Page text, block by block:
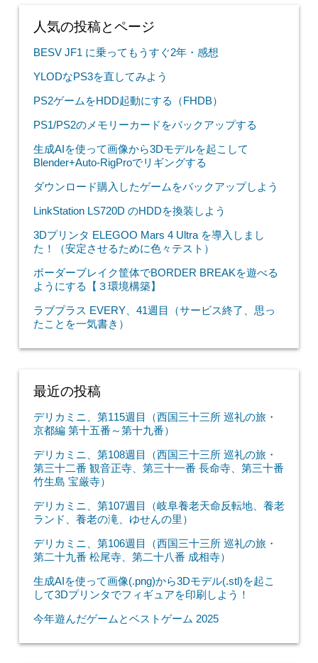
人気の投稿とページ
BESV JF1 に乗ってもうすぐ2年・感想
YLODなPS3を直してみよう
PS2ゲームをHDD起動にする（FHDB）
PS1/PS2のメモリーカードをバックアップする
生成AIを使って画像から3Dモデルを起こして
Blender+Auto-RigProでリギングする
ダウンロード購入したゲームをバックアップしよう
LinkStation LS720D のHDDを換装しよう
3Dプリンタ ELEGOO Mars 4 Ultra を導入しまし
た！（安定させるために色々テスト）
ボーダーブレイク筐体でBORDER BREAKを遊べる
ようにする【３環境構築】
ラブプラス EVERY、41週目（サービス終了、思っ
たことを一気書き）
最近の投稿
デリカミニ、第115週目（西国三十三所 巡礼の旅・
京都編 第十五番～第十九番）
デリカミニ、第108週目（西国三十三所 巡礼の旅・
第三十二番 観音正寺、第三十一番 長命寺、第三十番
竹生島 宝厳寺）
デリカミニ、第107週目（岐阜養老天命反転地、養老
ランド、養老の滝、ゆせんの里）
デリカミニ、第106週目（西国三十三所 巡礼の旅・
第二十九番 松尾寺、第二十八番 成相寺）
生成AIを使って画像(.png)から3Dモデル(.stl)を起こ
して3Dプリンタでフィギュアを印刷しよう！
今年遊んだゲームとベストゲーム 2025